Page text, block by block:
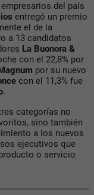
del país
entregó un premio
el de la
a 13 candidatos
La Buonora &
con el 22,8% por
por su nuevo
con el 11,3% fue
.
categorías no
sino también
a los nuevos
ejecutivos que
o servicio